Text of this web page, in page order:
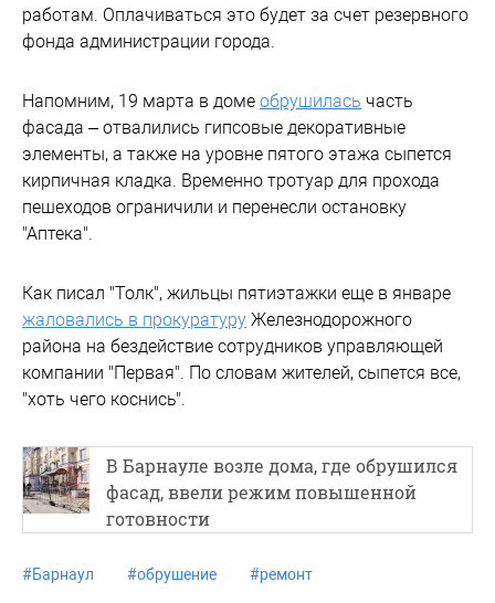
работам. Оплачиваться это будет за счет резервного
фонда администрации города.
Напомним, 19 марта в доме обрушилась часть
фасада – отвалились гипсовые декоративные
элементы, а также на уровне пятого этажа сыпется
кирпичная кладка. Временно тротуар для прохода
пешеходов ограничили и перенесли остановку
"Аптека".
Как писал "Толк", жильцы пятиэтажки еще в январе
жаловались в прокуратуру Железнодорожного
района на бездействие сотрудников управляющей
компании "Первая". По словам жителей, сыпется все,
"хоть чего коснись".
В Барнауле возле дома, где обрушился
фасад, ввели режим повышенной
готовности
#Барнаул #обрушение #ремонт